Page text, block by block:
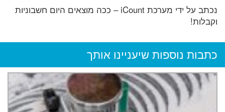
נכתב על ידי מערכת iCount – ככה מוצאים היום חשבוניות
וקבלות!
כתבות נוספות שיעניינו אותך